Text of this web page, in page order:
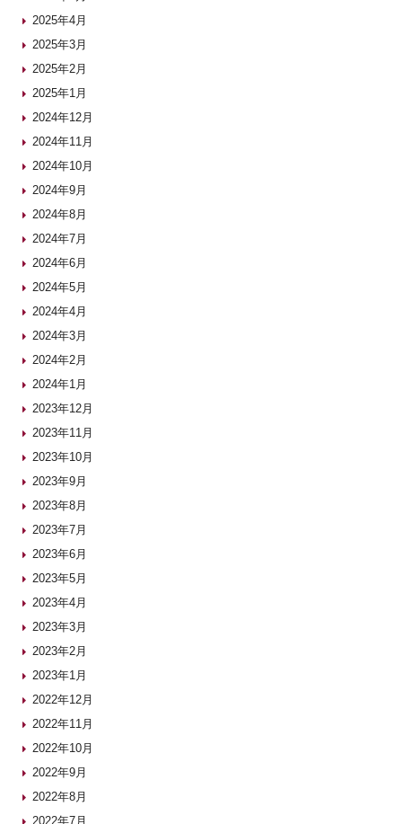
2025年4月
2025年3月
2025年2月
2025年1月
2024年12月
2024年11月
2024年10月
2024年9月
2024年8月
2024年7月
2024年6月
2024年5月
2024年4月
2024年3月
2024年2月
2024年1月
2023年12月
2023年11月
2023年10月
2023年9月
2023年8月
2023年7月
2023年6月
2023年5月
2023年4月
2023年3月
2023年2月
2023年1月
2022年12月
2022年11月
2022年10月
2022年9月
2022年8月
2022年7月